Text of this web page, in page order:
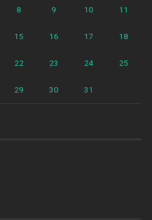
8 9 10 11
15 16 17 18
22 23 24 25
29 30 31